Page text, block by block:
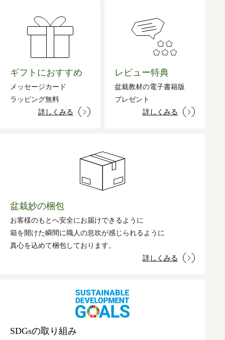
ギフトにおすすめ
メッセージカード
ラッピング無料
詳しくみる
レビュー特典
盆栽教材の電子書籍版
プレゼント
詳しくみる
盆栽妙の梱包
お客様のもとへ安全にお届けできるように
箱を開けた瞬間に職人の息吹が感じられるように
真心を込めて梱包しております。
詳しくみる
SDGsの取り組み